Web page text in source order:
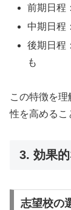
前期日程
中期日程
後期日程
も
この特徴を
性を高めるこ
3. 効果
志望校の